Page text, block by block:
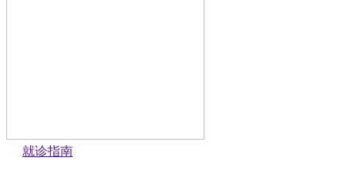
就诊指南